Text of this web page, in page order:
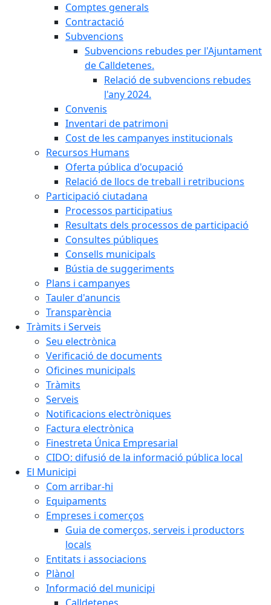
Comptes generals
Contractació
Subvencions
Subvencions rebudes per l'Ajuntament
de Calldetenes.
Relació de subvencions rebudes
l'any 2024.
Convenis
Inventari de patrimoni
Cost de les campanyes institucionals
Recursos Humans
Oferta pública d'ocupació
Relació de llocs de treball i retribucions
Participació ciutadana
Processos participatius
Resultats dels processos de participació
Consultes públiques
Consells municipals
Bústia de suggeriments
Plans i campanyes
Tauler d'anuncis
Transparència
Tràmits i Serveis
Seu electrònica
Verificació de documents
Oficines municipals
Tràmits
Serveis
Notificacions electròniques
Factura electrònica
Finestreta Única Empresarial
CIDO: difusió de la informació pública local
El Municipi
Com arribar-hi
Equipaments
Empreses i comerços
Guia de comerços, serveis i productors
locals
Entitats i associacions
Plànol
Informació del municipi